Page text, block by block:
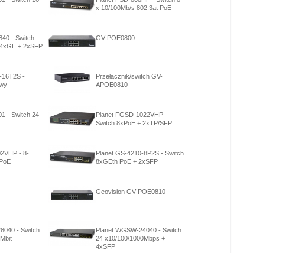
x 10/100Mb/s 802.3at PoE
- Switch
+ 2xSFP
GV-POE0800
16T2S -
Przełącznik/switch GV-
APOE0810
- Switch 24-
Planet FGSD-1022VHP -
Switch 8xPoE + 2xTP/SFP
- 8-
Planet GS-4210-8P2S - Switch
8xGEth PoE + 2xSFP
Geovision GV-POE0810
- Switch
Planet WGSW-24040 - Switch
24 x10/100/1000Mbps +
4xSFP